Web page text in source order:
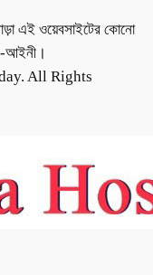
এই ওয়েবসাইটের কোনো
আইনী।
All Rights